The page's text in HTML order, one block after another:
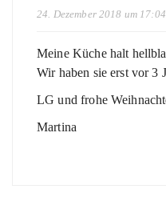
24. Dezember 2018 um
Meine Küche halt
Wir haben sie erst vor 3
LG und frohe
Martina